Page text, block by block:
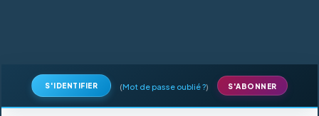
S'IDENTIFIER (Mot de passe oublié ?) S'ABONNER